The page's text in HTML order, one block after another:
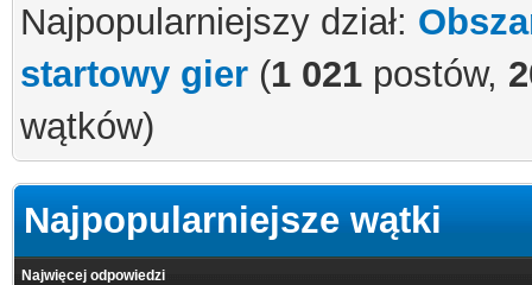
Najpopularniejszy dział:
startowy gier (1 021 postów,
wątków)
Najpopularniejsze wątki
Najwięcej odpowiedzi